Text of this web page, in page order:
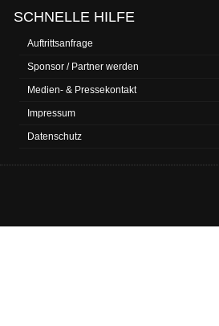
SCHNELLE HILFE
Auftrittsanfrage
Sponsor / Partner werden
Medien- & Pressekontakt
Impressum
Datenschutz